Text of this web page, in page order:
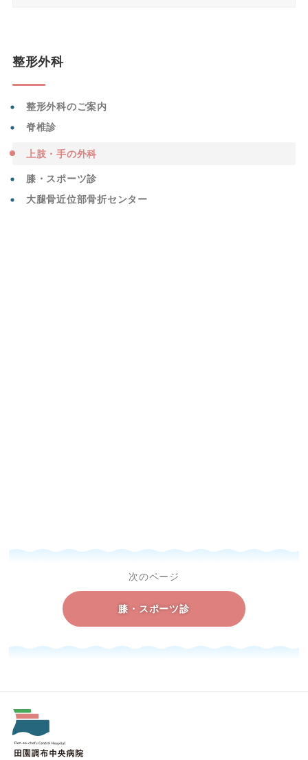
整形外科
整形外科のご案内
脊椎診
上肢・手の外科
膝・スポーツ診
大腿骨近位部骨折センター
次のページ
膝・スポーツ診